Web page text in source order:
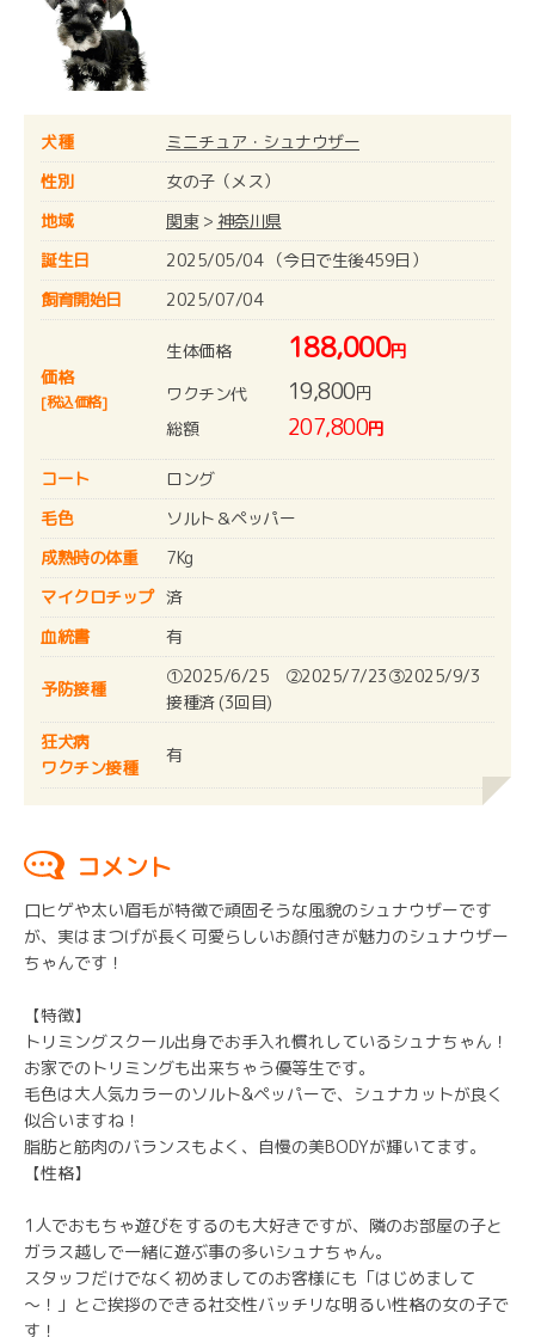
犬種
ミニチュア・シュナウザー
性別
女の子（メス）
地域
関東> 神奈川県
誕生日
2025/05/04 （今日で生後459日）
飼育開始日
2025/07/04
価格
[税込価格]
生体価格 188,000円
ワクチン代
19,800円
総額
207,800円
コート
ロング
毛色
ソルト＆ペッパー
成熟時の体重
7Kg
マイクロチップ 済
血統書
有
予防接種
①2025/6/25 ②2025/7/23③2025/9/3
接種済 (3回目)
狂犬病
ワクチン接種
有
コメント
口ヒゲや太い眉毛が特徴で頑固そうな風貌のシュナウザーです
が、実はまつげが長く可愛らしいお顔付きが魅力のシュナウザー
ちゃんです！
【特徴】
トリミングスクール出身でお手入れ慣れしているシュナちゃん！
お家でのトリミングも出来ちゃう優等生です。
毛色は大人気カラーのソルト&ペッパーで、シュナカットが良く
似合いますね！
脂肪と筋肉のバランスもよく、自慢の美BODYが輝いてます。
【性格】
1人でおもちゃ遊びをするのも大好きですが、隣のお部屋の子と
ガラス越しで一緒に遊ぶ事の多いシュナちゃん。
スタッフだけでなく初めましてのお客様にも「はじめまして
～！」とご挨拶のできる社交性バッチリな明るい性格の女の子で
す！